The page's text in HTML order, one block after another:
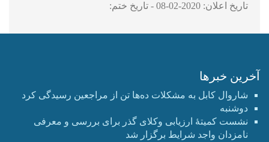
تاریخ اعلان: 2020-02-08 - تاریخ ختم:
آخرین خبرها
شاروال کابل به مشکلات ده‌ها تن از مراجعین رسیدگی کرد
دوشنبه
نشست کمیتهٔ ارزیابی وکلای گذر برای بررسی و معرفی
نامزدان واجد شرایط برگزار شد